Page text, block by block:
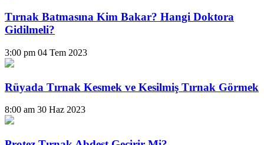
Tırnak Batmasına Kim Bakar? Hangi Doktora
Gidilmeli?
3:00 pm 04 Tem 2023
Rüyada Tırnak Kesmek ve Kesilmiş Tırnak Görmek
8:00 am 30 Haz 2023